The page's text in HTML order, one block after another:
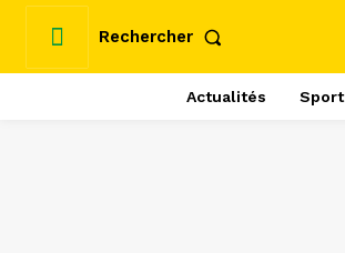
Rechercher
Actualités Sport